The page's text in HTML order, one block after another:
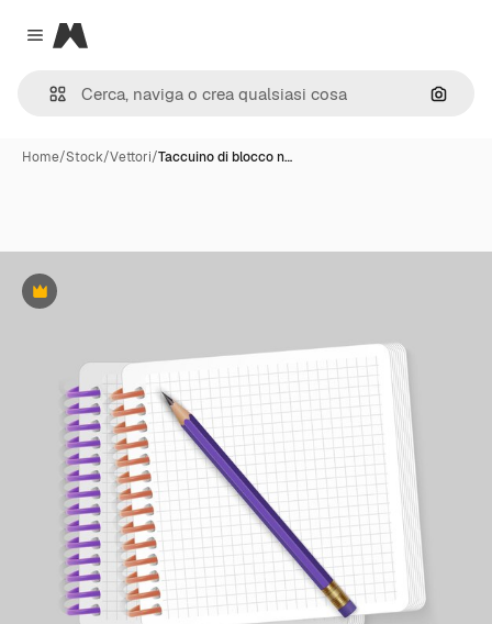
Close menu
Magnific
Cerca
Home/Stock/Vettori/Taccuino di blocco n…
Premium